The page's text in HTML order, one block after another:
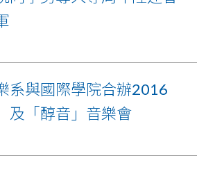
系與國際學院合辦2016
及「醇音」音樂會